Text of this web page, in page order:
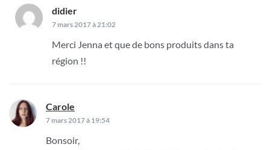
didier
7 mars 2017 à 21:02
Merci Jenna et que de bons produits dans ta
région !!
Carole
7 mars 2017 à 19:54
Bonsoir,